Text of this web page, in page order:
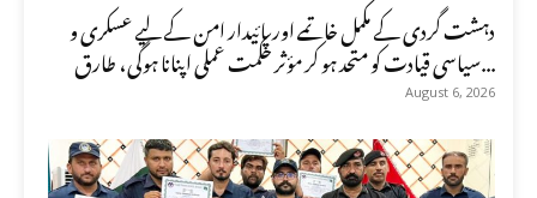
دہشت گردی کے مکمل خاتمے اور پائیدار امن کے لیے عسکری و
سیاسی قیادت کو متحد ہو کر مؤثر حکمت عملی اپنانا ہوگی، طارق...
August 6, 2026